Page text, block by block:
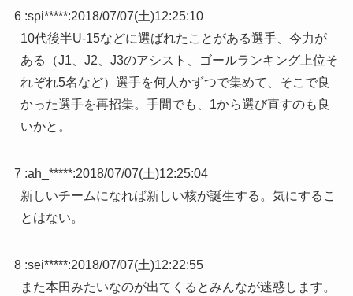
6 :spi*****:2018/07/07(土)12:25:10
10代後半U-15などに選ばれたことがある選手、今力が
ある（J1、J2、J3のアシスト、ゴールランキング上位そ
れぞれ5名など）選手を何人かずつで集めて、そこで良
かった選手を再招集。手間でも、1から選び直すのも良
いかと。
7 :ah_*****:2018/07/07(土)12:25:04
新しいチームになれば新しい核が誕生する。気にするこ
とはない。
8 :sei*****:2018/07/07(土)12:22:55
また本田みたいなのが出てくるとみんなが迷惑します。